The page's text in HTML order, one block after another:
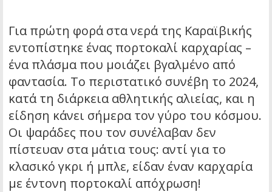
Για πρώτη φορά στα νερά της Καραϊβικής
εντοπίστηκε ένας πορτοκαλί καρχαρίας –
ένα πλάσμα που μοιάζει βγαλμένο από
φαντασία. Το περιστατικό συνέβη το 2024,
κατά τη διάρκεια αθλητικής αλιείας, και η
είδηση κάνει σήμερα τον γύρο του κόσμου.
Οι ψαράδες που τον συνέλαβαν δεν
πίστευαν στα μάτια τους: αντί για το
κλασικό γκρι ή μπλε, είδαν έναν καρχαρία
με έντονη πορτοκαλί απόχρωση!